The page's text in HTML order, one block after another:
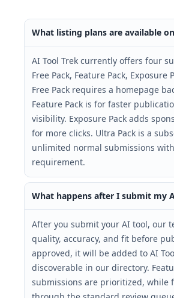
What listing plans are available
AI Tool Trek currently offers four
Free Pack, Feature Pack, Exposure
Free Pack requires a homepage
Feature Pack is for faster
visibility. Exposure Pack adds
for more clicks. Ultra Pack is a
unlimited normal submissions
requirement.
What happens after I submit my
After you submit your AI tool, our
quality, accuracy, and fit before
approved, it will be added to AI
discoverable in our directory.
submissions are prioritized, while